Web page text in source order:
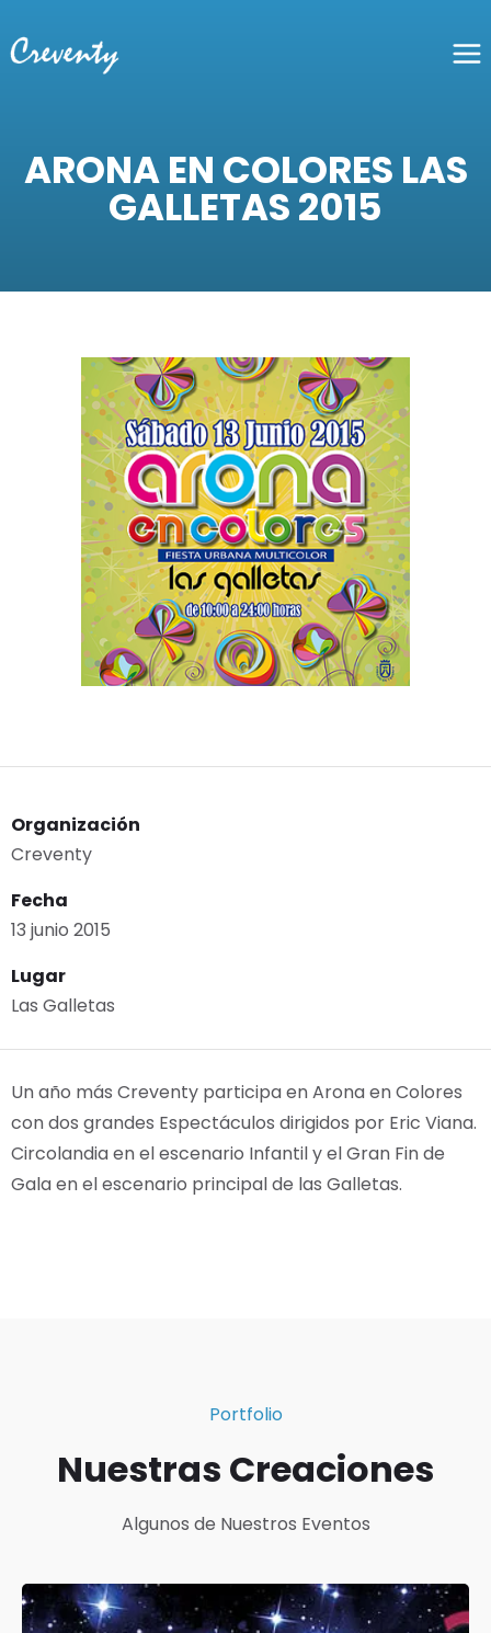
ARONA EN COLORES LAS
GALLETAS 2015
Organización
Creventy
Fecha
13 junio 2015
Lugar
Las Galletas
Un año más Creventy participa en Arona en Colores
con dos grandes Espectáculos dirigidos por Eric Viana.
Circolandia en el escenario Infantil y el Gran Fin de
Gala en el escenario principal de las Galletas.
Portfolio
Nuestras Creaciones
Algunos de Nuestros Eventos